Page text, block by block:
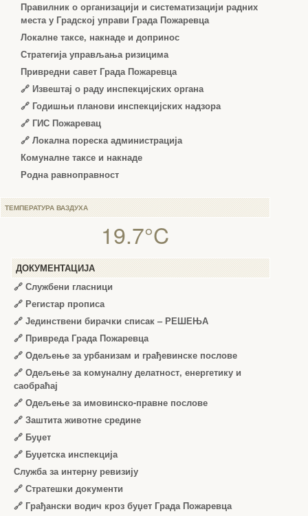
Правилник о организацији и систематизацији радних
места у Градској управи Града Пожаревца
Локалне таксе, накнаде и допринос
Стратегија управљања ризицима
Привредни савет Града Пожаревца
🔗 Извештај о раду инспекцијских органа
🔗 Годишњи планови инспекцијских надзора
🔗 ГИС Пожаревац
🔗 Локална пореска администрација
Комуналне таксе и накнаде
Родна равноправност
ТЕМПЕРАТУРА ВАЗДУХА
19.7°C
ДОКУМЕНТАЦИЈА
🔗 Службени гласници
🔗 Регистар прописа
🔗 Јединствени бирачки списак – РЕШЕЊА
🔗 Привреда Града Пожаревца
🔗 Одељење за урбанизам и грађевинске послове
🔗 Одељење за комуналну делатност, енергетику и
саобраћај
🔗 Одељење за имовинско-правне послове
🔗 Заштита животне средине
🔗 Буџет
🔗 Буџетска инспекција
Служба за интерну ревизију
🔗 Стратешки документи
🔗 Грађански водич кроз буџет Града Пожаревца